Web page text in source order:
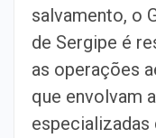
salvamento, o
de Sergipe é
as operações
que envolvam
especializadas